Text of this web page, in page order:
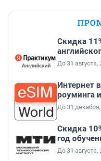
Скидка
До 31 августа,
Интернет
роуминга
До 31
Скидка
год
До 31 августа,